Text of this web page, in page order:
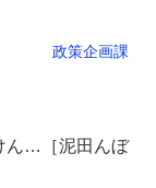
政策企画課
ん…［泥田んぼ